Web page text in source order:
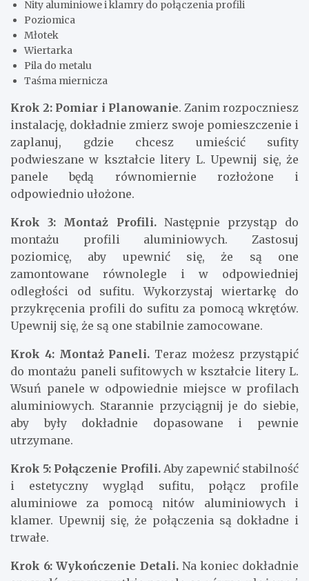
Nity aluminiowe i klamry do połączenia profili
Poziomica
Młotek
Wiertarka
Pila do metalu
Taśma miernicza
Krok 2: Pomiar i Planowanie. Zanim rozpoczniesz
instalację, dokładnie zmierz swoje pomieszczenie i
zaplanuj, gdzie chcesz umieścić sufity
podwieszane w kształcie litery L. Upewnij się, że
panele będą równomiernie rozłożone i
odpowiednio ułożone.
Krok 3: Montaż Profili. Następnie przystąp do
montażu profili aluminiowych. Zastosuj
poziomicę, aby upewnić się, że są one
zamontowane równolegle i w odpowiedniej
odległości od sufitu. Wykorzystaj wiertarkę do
przykręcenia profili do sufitu za pomocą wkrętów.
Upewnij się, że są one stabilnie zamocowane.
Krok 4: Montaż Paneli. Teraz możesz przystąpić
do montażu paneli sufitowych w kształcie litery L.
Wsuń panele w odpowiednie miejsce w profilach
aluminiowych. Starannie przyciągnij je do siebie,
aby były dokładnie dopasowane i pewnie
utrzymane.
Krok 5: Połączenie Profili. Aby zapewnić stabilność
i estetyczny wygląd sufitu, połącz profile
aluminiowe za pomocą nitów aluminiowych i
klamer. Upewnij się, że połączenia są dokładne i
trwałe.
Krok 6: Wykończenie Detali. Na koniec dokładnie